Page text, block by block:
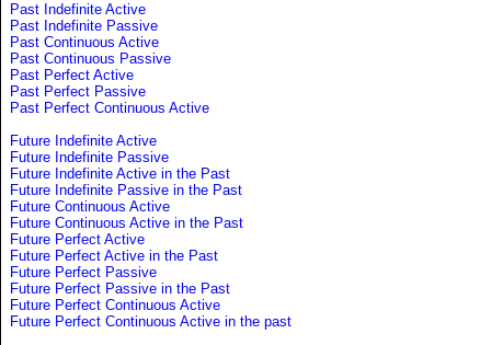
Past Indefinite Active
Past Indefinite Passive
Past Continuous Active
Past Continuous Passive
Past Perfect Active
Past Perfect Passive
Past Perfect Continuous Active
Future Indefinite Active
Future Indefinite Passive
Future Indefinite Active in the Past
Future Indefinite Passive in the Past
Future Continuous Active
Future Continuous Active in the Past
Future Perfect Active
Future Perfect Active in the Past
Future Perfect Passive
Future Perfect Passive in the Past
Future Perfect Continuous Active
Future Perfect Continuous Active in the past